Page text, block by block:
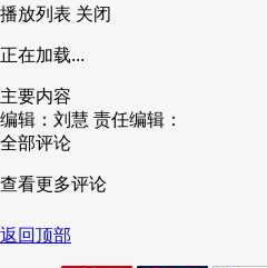
播放列表 关闭
正在加载...
主要内容
编辑：刘慧 责任编辑：
全部评论
查看更多评论
返回顶部